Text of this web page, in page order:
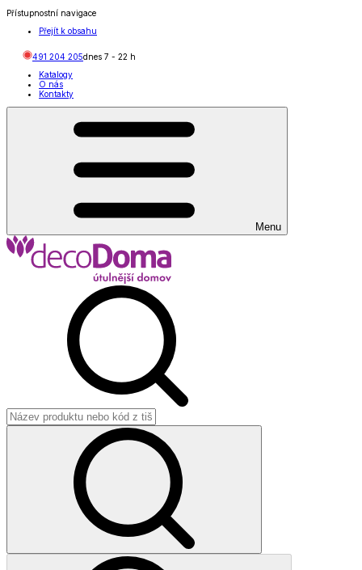
Přístupnostní navigace
Přejít k obsahu
491 204 205dnes 7 - 22 h
Katalogy
O nás
Kontakty
Menu